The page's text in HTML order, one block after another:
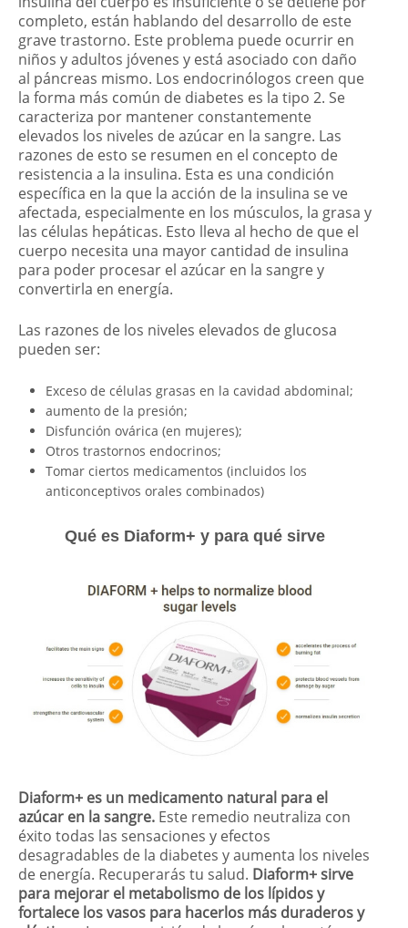
completo, están hablando del desarrollo de este
grave trastorno. Este problema puede ocurrir en
niños y adultos jóvenes y está asociado con daño
al páncreas mismo. Los endocrinólogos creen que
la forma más común de diabetes es la tipo 2. Se
caracteriza por mantener constantemente
elevados los niveles de azúcar en la sangre. Las
razones de esto se resumen en el concepto de
resistencia a la insulina. Esta es una condición
específica en la que la acción de la insulina se ve
afectada, especialmente en los músculos, la grasa y
las células hepáticas. Esto lleva al hecho de que el
cuerpo necesita una mayor cantidad de insulina
para poder procesar el azúcar en la sangre y
convertirla en energía.
Las razones de los niveles elevados de glucosa
pueden ser:
Exceso de células grasas en la cavidad abdominal;
aumento de la presión;
Disfunción ovárica (en mujeres);
Otros trastornos endocrinos;
Tomar ciertos medicamentos (incluidos los
anticonceptivos orales combinados)
Qué es Diaform+ y para qué sirve
Diaform+ es un medicamento natural para el
azúcar en la sangre. Este remedio neutraliza con
éxito todas las sensaciones y efectos
desagradables de la diabetes y aumenta los niveles
de energía. Recuperarás tu salud. Diaform+ sirve
para mejorar el metabolismo de los lípidos y
fortalece los vasos para hacerlos más duraderos y